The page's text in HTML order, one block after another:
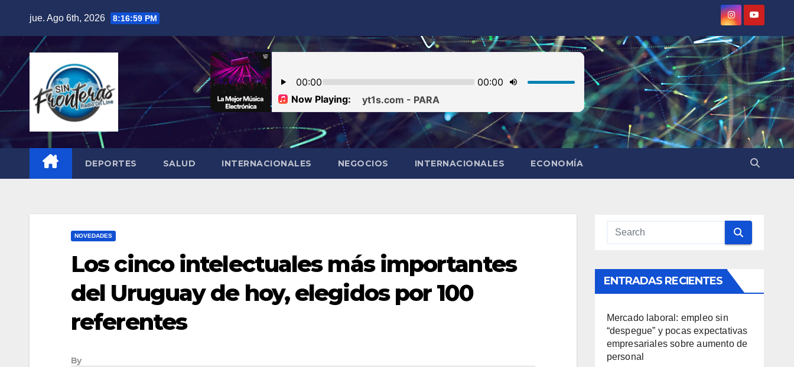
jue. Ago 6th, 2026 8:17:00 PM
DEPORTES SALUD INTERNACIONALES NEGOCIOS INTERNACIONALES ECONOMÍA
NOVEDADES
Los cinco intelectuales más importantes
del Uruguay de hoy, elegidos por 100
referentes
By
ENTRADAS RECIENTES
Mercado laboral: empleo sin
“despegue” y pocas expectativas
empresariales sobre aumento de
personal